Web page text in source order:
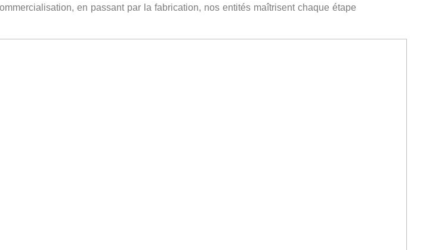
en passant par la fabrication, nos entités maîtrisent chaque étape